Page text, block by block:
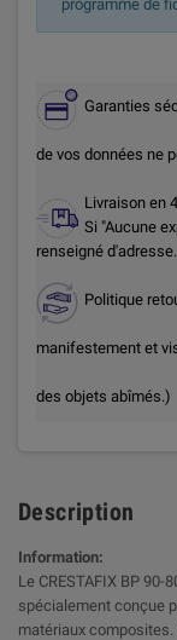
programme de
Garanties
de vos données ne
Livraison en
Si "Aucune
renseigné d'adresse.
Politique
manifestement et
des objets abîmés.)
Description
Information:
Le CRESTAFIX BP
spécialement conçue
matériaux